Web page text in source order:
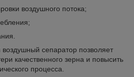
воздушного потока;
сепаратор позволяет
качественного зерна и повысить
процесса.